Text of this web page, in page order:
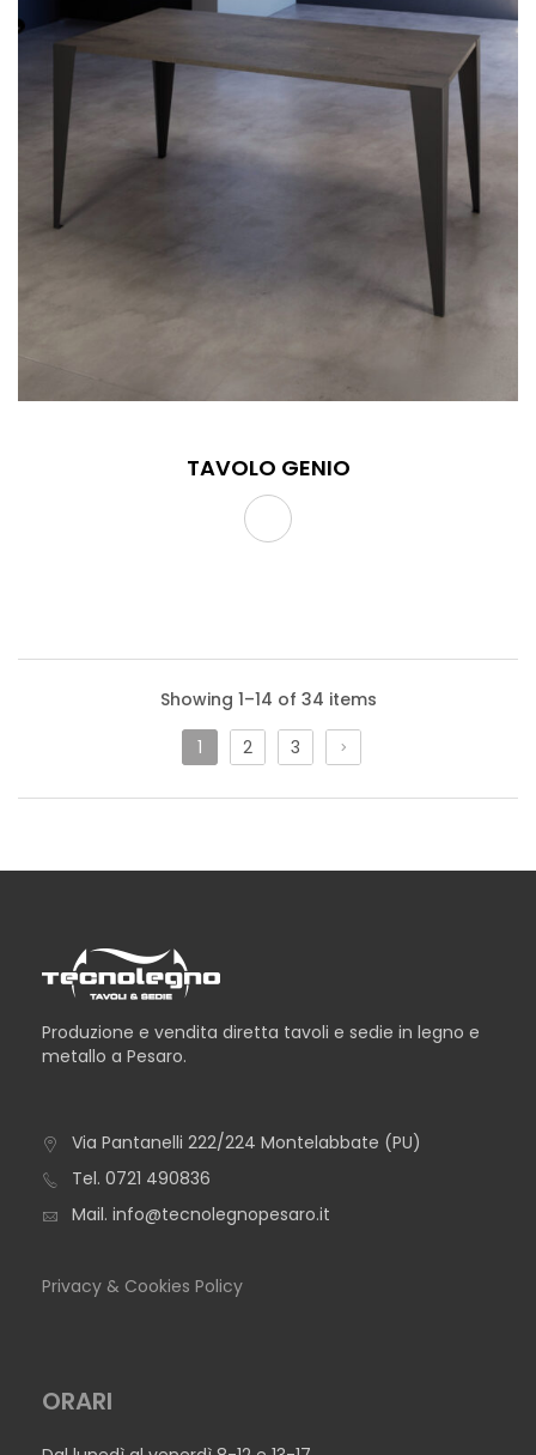
TAVOLO GENIO
Showing 1–14 of 34 items
1
2 3
Produzione e vendita diretta tavoli e sedie in legno e
metallo a Pesaro.
Via Pantanelli 222/224 Montelabbate (PU)
Tel. 0721 490836
Mail. info@tecnolegnopesaro.it
Privacy & Cookies Policy
ORARI